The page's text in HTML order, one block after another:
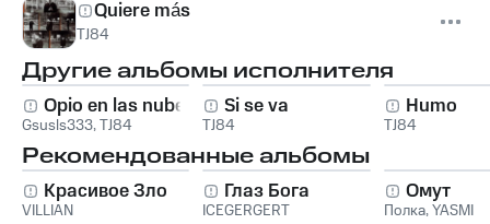
Quiere más
TJ84
Другие альбомы исполнителя
Opio en las nubes
Gsusls333,TJ84
Si se va
TJ84
Humo
TJ84
Рекомендованные альбомы
Красивое Зло
VILLIAN
Глаз Бога
ICEGERGERT
Омут
Полка,YASMI